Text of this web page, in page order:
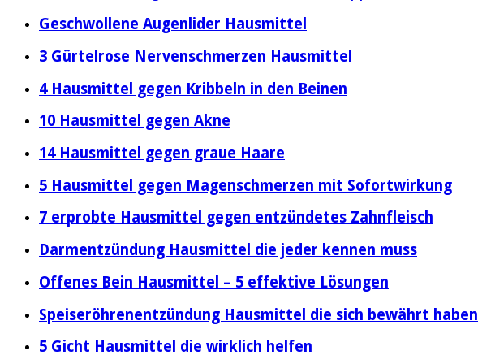
Geschwollene Augenlider Hausmittel
3 Gürtelrose Nervenschmerzen Hausmittel
4 Hausmittel gegen Kribbeln in den Beinen
10 Hausmittel gegen Akne
14 Hausmittel gegen graue Haare
5 Hausmittel gegen Magenschmerzen mit Sofortwirkung
7 erprobte Hausmittel gegen entzündetes Zahnfleisch
Darmentzündung Hausmittel die jeder kennen muss
Offenes Bein Hausmittel – 5 effektive Lösungen
Speiseröhrenentzündung Hausmittel die sich bewährt haben
5 Gicht Hausmittel die wirklich helfen